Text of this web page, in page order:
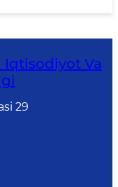
Iqtisodiyot Va
29